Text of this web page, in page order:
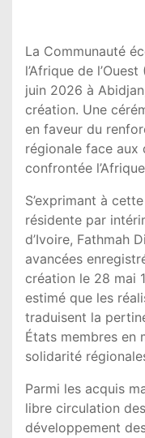
La Communauté
l’Afrique de
juin 2026 à
création. Une
en faveur du
régionale face aux
confrontée
S’exprimant à
résidente par
d’Ivoire, Fathmah
avancées
création le 28 mai
estimé que les
traduisent la
États membres en
solidarité
Parmi les acquis
libre circulation
développement